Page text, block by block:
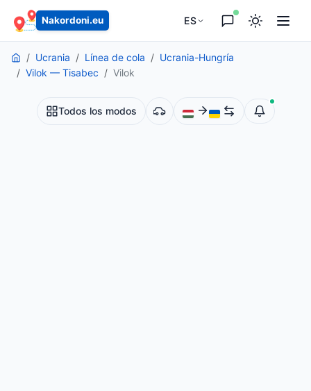
Nakordoni.eu ES
principal
Ucrania Línea de cola
Ucrania-Hungría
Vilok — Tisabec
Vilok
Todos los modos